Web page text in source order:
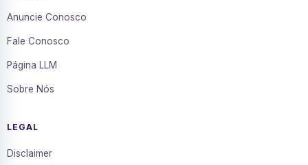
Anuncie Conosco
Fale Conosco
Página LLM
Sobre Nós
LEGAL
Disclaimer